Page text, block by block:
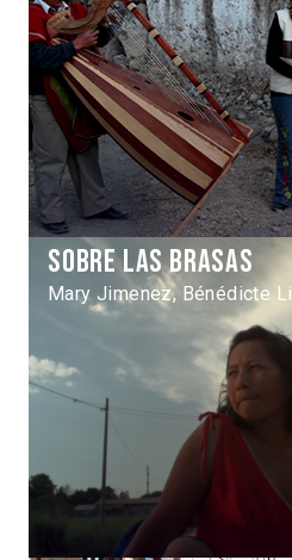
Sobre las brasas
Mary Jimenez, Bénédicte